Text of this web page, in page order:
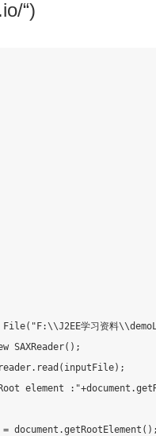
“)
"F:\\J2EE学习资料
SAXReader()
;
.read (inputFile) ;
element :"+document
document
.getRootElement ()